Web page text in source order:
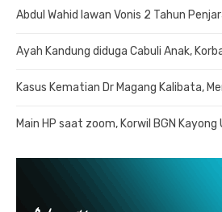
Abdul Wahid lawan Vonis 2 Tahun
Ayah Kandung diduga Cabuli Anak,
Kasus Kematian Dr Magang Kalibata,
Main HP saat zoom, Korwil BGN